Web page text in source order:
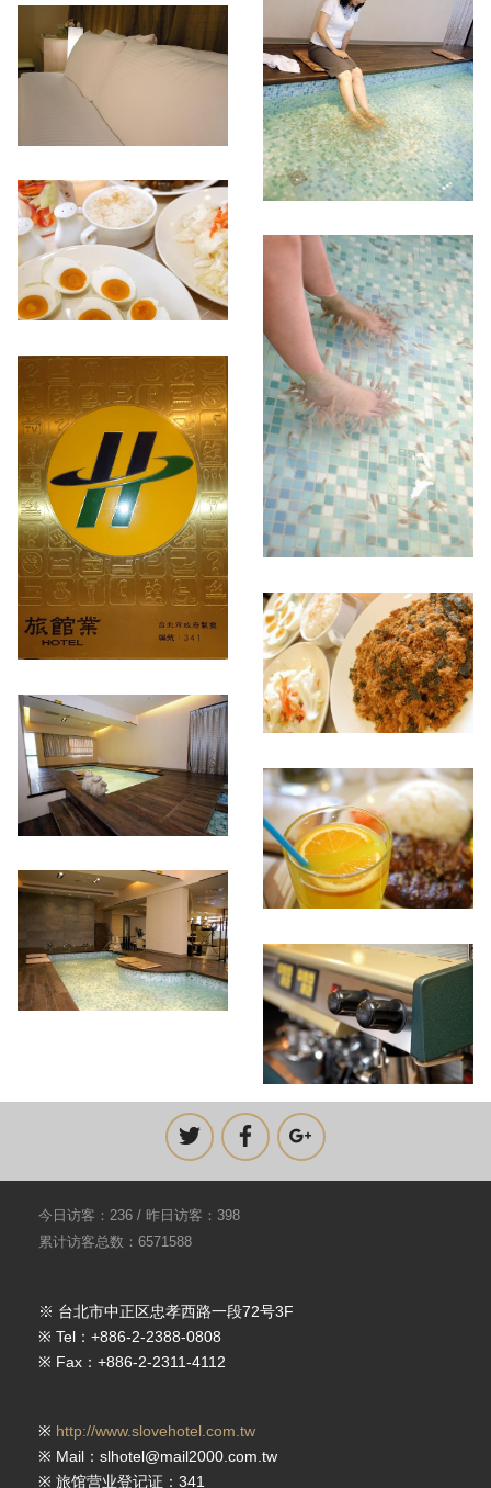
今日访客：236 / 昨日访客：398
累计访客总数：6571588
※ 台北市中正区忠孝西路一段72号3F
※ Tel：+886-2-2388-0808
※ Fax：+886-2-2311-4112
※ http://www.slovehotel.com.tw
※ Mail：slhotel@mail2000.com.tw
※ 旅馆营业登记证：341